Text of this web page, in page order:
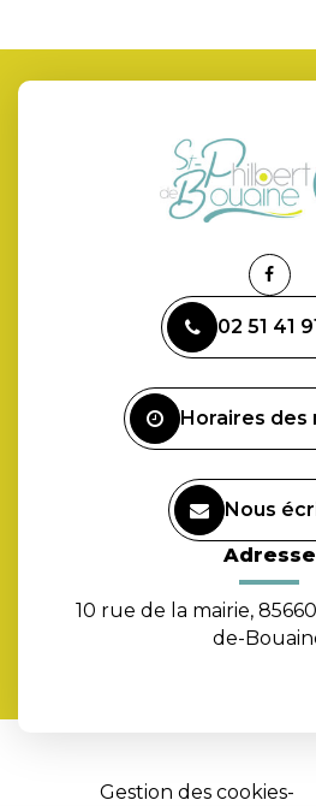
Lien
le
02 51 41
Horaires des
Nous
Adresse
10 rue de la mairie,
de-
Gestion des cookies